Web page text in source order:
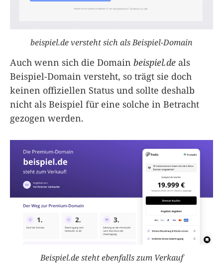
beispiel.de versteht sich als Beispiel-Domain
Auch wenn sich die Domain beispiel.de als
Beispiel-Domain versteht, so trägt sie doch
keinen offiziellen Status und sollte deshalb
nicht als Beispiel für eine solche in Betracht
gezogen werden.
Beispiel.de steht ebenfalls zum Verkauf